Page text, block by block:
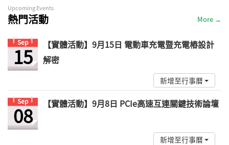
Upcoming Events
熱門活動 More →
Sep
15
【實體活動】9月15日 電動車充電暨充電樁設計
解密
新增至行事曆
Sep
08 【實體活動】9月8日 PCIe高速互連關鍵技術論壇
新增至行事曆